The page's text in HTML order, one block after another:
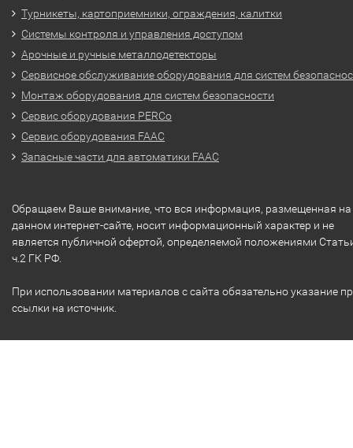
Турникеты, картоприемники, ограждения, калитки
Системы контроля и управления доступом
Арочные и ручные металлодетекторы
Сервисное обслуживание оборудования для систем
Монтаж оборудования для систем безопасности
Сервис оборудования PERCo
Сервис оборудования FAAC
Запасные части для автоматики FAAC
Обращаем Ваше внимание, что вся информация, размещенная на
данном интернет-сайте, носит информационный характер и не
является публичной офертой, определяемой положениями
ч.2 ГК РФ.
При использовании материалов с сайта обязательно указание
ссылки на источник.